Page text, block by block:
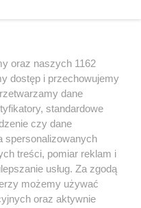
korzystania z portali
sięz nami
oraz naszych 1162
dostęp i przechowujemy
dane
standardowe
czy dane
spersonalizowanych
treści, pomiar reklam i
usług. Za zgodą
możemy używać
oraz aktywnie